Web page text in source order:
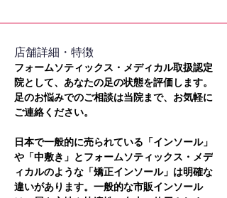
​店舗詳細・特徴
フォームソティックス・メディカル取扱認定
院として、あなたの足の状態を評価します。
足のお悩みでのご相談は当院まで、お気軽に
ご連絡ください。
日本で一般的に売られている「インソール」
や「中敷き」とフォームソティックス・メデ
ィカルのような「矯正インソール」は明確な
違いがあります。一般的な市販インソール